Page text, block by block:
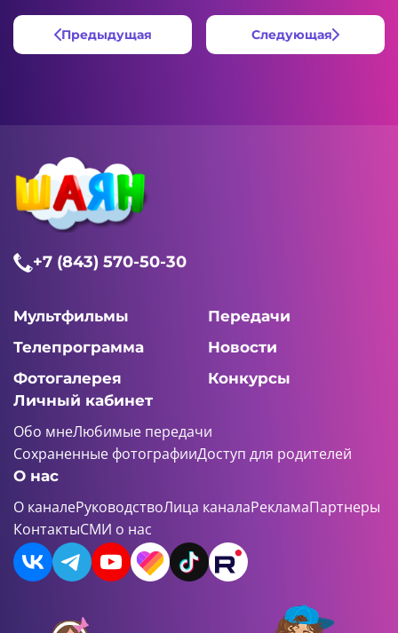
Предыдущая Следующая
+7 (843) 570-50-30
Мультфильмы
Передачи
Телепрограмма
Новости
Фотогалерея
Конкурсы
Личный кабинет
Обо мнеЛюбимые передачи
Сохраненные фотографииДоступ для родителей
О нас
О каналеРуководствоЛица каналаРекламаПартнеры
КонтактыСМИ о нас